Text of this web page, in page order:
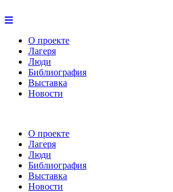
О проекте
Лагеря
Люди
Библиография
Выставка
Новости
О проекте
Лагеря
Люди
Библиография
Выставка
Новости